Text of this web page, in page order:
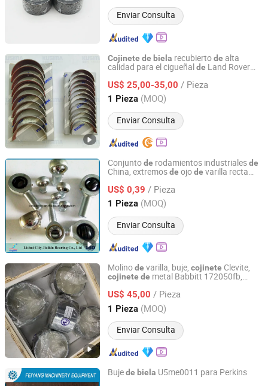
Enviar Consulta
Cojinete de biela recubiertode alta
calidad para el cigueñalde Land Rover
US$ 25,00-35,00 / Pieza
1 Pieza (MOQ)
Enviar Consulta
Hebei Haodun Auto Parts Sales Co., Ltd.
Hebei, China Desde 2025
Conjuntode rodamientos industrialesde
China, extremosde ojode varilla recta
izquierda / manode
POS SI SA GAR GIR NOS NHS
US$ 0,39 / Pieza
1 Pieza (MOQ)
Enviar Consulta
Lishui City Jialida Bearing Co., Ltd.
Zhejiang, China Desde 2017
Molinode varilla, buje, cojinete Clevite,
cojinete de metal Babbitt 172050fb,
172050za
US$ 45,00 / Pieza
1 Pieza (MOQ)
Enviar Consulta
LUOYANG WEIKE TRANSMISSION EQUIPMENT CO., LTD.
Henan, China Desde 2021
Bujede biela U5me0011 para Perkins